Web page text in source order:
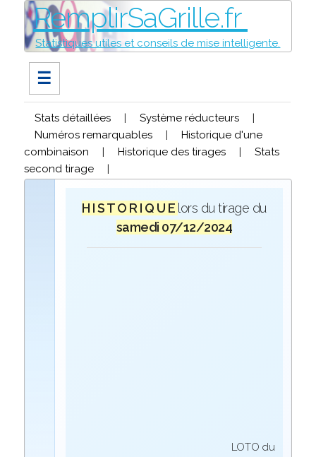
RemplirSaGrille.fr
Statistiques utiles et conseils de mise intelligente.
☰
Stats détaillées | Système réducteurs
|
Numéros remarquables
|
Historique d'une
combinaison
| Historique des tirages |
Stats
second tirage
|
H I S T O R I Q U E lors du tirage du
samedi 07/12/2024
LOTO du